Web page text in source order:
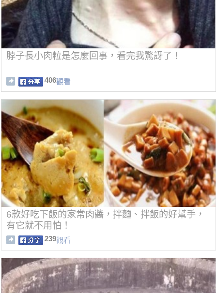
脖子長小肉粒是怎麼回事，看完我驚訝了！
406觀看
6款好吃下飯的家常肉醬，拌麵、拌飯的好幫手，
有它就不用怕！
239觀看